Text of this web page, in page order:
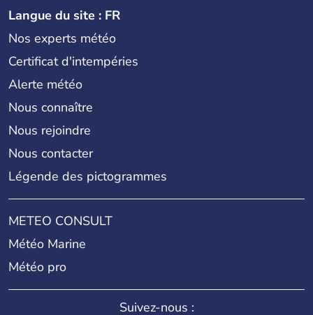
Langue du site : FR
Nos experts météo
Certificat d'intempéries
Alerte météo
Nous connaître
Nous rejoindre
Nous contacter
Légende des pictogrammes
METEO CONSULT
Météo Marine
Météo pro
Suivez-nous :